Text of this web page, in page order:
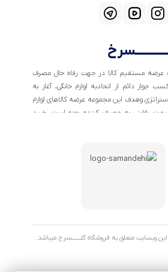
عرضه مستقیم کالا در جهت رفاه حال مصرف
درسال 1379 با کسب جواز دائم از اتحادیه لوازم خانگی، آغاز به
وهدف این مجموعه عرضه کالاهای لوازم
رقابتی به مصرف کننده بوده است. خرید
دراین فروشگاه آسان ومطمئن صورت می
به خدمت رسانی گسترده تر و با شرایط بهتر
وبسایت متعلق به فروشگاه گلـــــــسرخ میباشد.